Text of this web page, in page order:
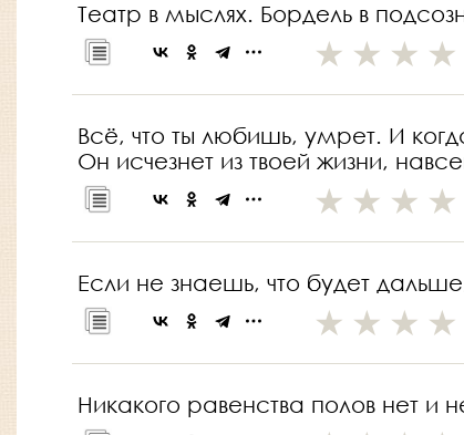
Театр в мыслях. Бордель в
Всё, что ты любишь, умрет. И
Он исчезнет из твоей жизни,
Если не знаешь, что будет
Никакого равенства полов нет и